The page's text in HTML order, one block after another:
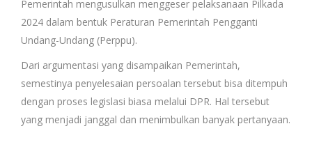
Pemerintah mengusulkan menggeser pelaksanaan Pilkada
2024 dalam bentuk Peraturan Pemerintah Pengganti
Undang-Undang (Perppu).
Dari argumentasi yang disampaikan Pemerintah,
semestinya penyelesaian persoalan tersebut bisa ditempuh
dengan proses legislasi biasa melalui DPR. Hal tersebut
yang menjadi janggal dan menimbulkan banyak pertanyaan.